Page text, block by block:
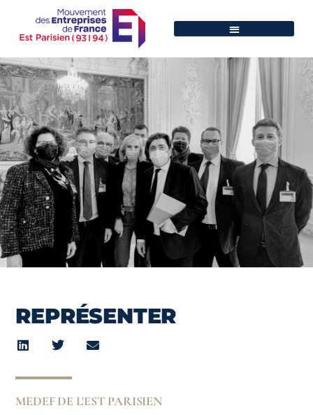
REPRÉSENTER
MEDEF DE L'EST PARISIEN